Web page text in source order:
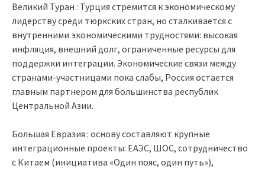
Великий Туран : Турция стремится к экономическому
лидерству среди тюркских стран, но сталкивается с
внутренними экономическими трудностями: высокая
инфляция, внешний долг, ограниченные ресурсы для
поддержки интеграции. Экономические связи между
странами-участницами пока слабы, Россия остается
главным партнером для большинства республик
Центральной Азии.
Большая Евразия : основу составляют крупные
интеграционные проекты: ЕАЭС, ШОС, сотрудничество
с Китаем (инициатива «Один пояс, один путь»),